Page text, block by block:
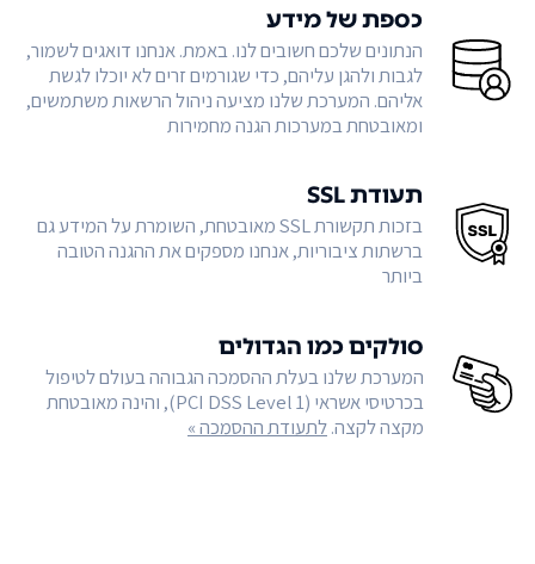
כספת של מידע
הנתונים שלכם חשובים לנו. באמת. אנחנו דואגים לשמור,
לגבות ולהגן עליהם, כדי שגורמים זרים לא יוכלו לגשת
אליהם. המערכת שלנו מציעה ניהול הרשאות משתמשים,
ומאובטחת במערכות הגנה מחמירות
תעודת SSL
בזכות תקשורת SSL מאובטחת, השומרת על המידע גם
ברשתות ציבוריות, אנחנו מספקים את ההגנה הטובה
ביותר
סולקים כמו הגדולים
המערכת שלנו בעלת ההסמכה הגבוהה בעולם לטיפול
בכרטיסי אשראי (PCI DSS Level 1), והינה מאובטחת
מקצה לקצה.לתעודת ההסמכה »